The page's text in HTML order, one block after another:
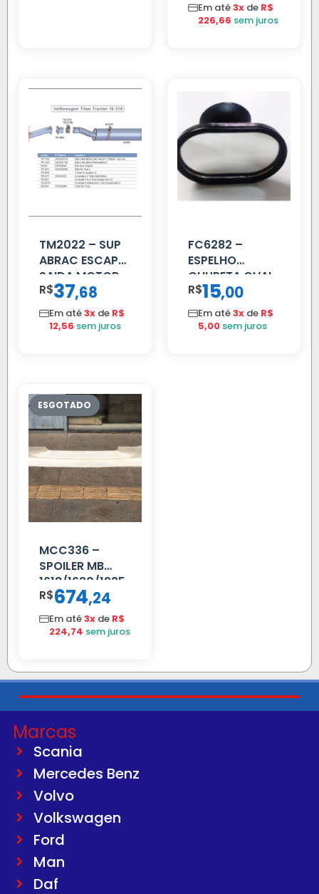
Em até3x de R$
226,66 sem juros
TM2022 – SUP
ABRAC ESCAP
SAIDA MOTOR
VW TITAN
R$37,68
Em até3x de R$
12,56 sem juros
FC6282 –
ESPELHO
CHUPETA OVAL
R$15,00
Em até3x de R$
5,00 sem juros
MCC336 –
SPOILER MB
1618/1630/1935
04 FAR
C/BIGOD
R$674,24
Em até3x de R$
224,74 sem juros
Marcas
Scania
Mercedes Benz
Volvo
Volkswagen
Ford
Man
Daf